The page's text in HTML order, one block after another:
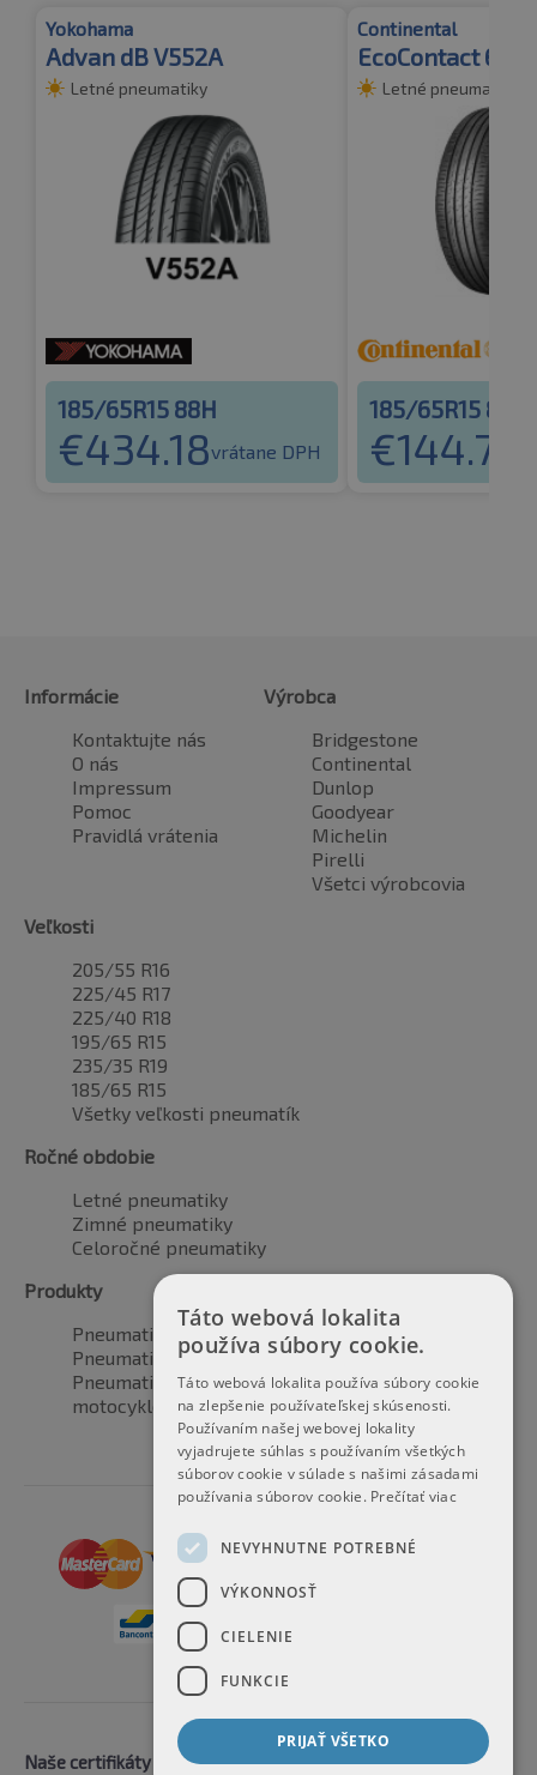
Yokohama
Advan dB V552A
Letné pneumatiky
185/65R15 88H
€434.18vrátane DPH
Continental
EcoContact 6
Letné pneumatiky
185/65R15 88H
€144.75
Informácie
Kontaktujte nás
O nás
Impressum
Pomoc
Pravidlá vrátenia
Výrobca
Bridgestone
Continental
Dunlop
Goodyear
Michelin
Pirelli
Všetci výrobcovia
Veľkosti
205/55 R16
225/45 R17
225/40 R18
195/65 R15
235/35 R19
185/65 R15
Všetky veľkosti pneumatík
Ročné obdobie
Letné pneumatiky
Zimné pneumatiky
Celoročné pneumatiky
Produkty
Pneumatiky pre automobily
Pneumatiky pre SUV / 4x4
Pneumatiky pre dodávku
motocyklové pneumatiky
Naše certifikáty
Táto webová lokalita
používa súbory cookie.
Táto webová lokalita používa súbory cookie
na zlepšenie používateľskej skúsenosti.
Používaním našej webovej lokality
vyjadrujete súhlas s používaním všetkých
súborov cookie v súlade s našimi zásadami
používania súborov cookie. Prečítať viac
NEVYHNUTNE POTREBNÉ
VÝKONNOSŤ
CIELENIE
FUNKCIE
PRIJAŤ VŠETKO